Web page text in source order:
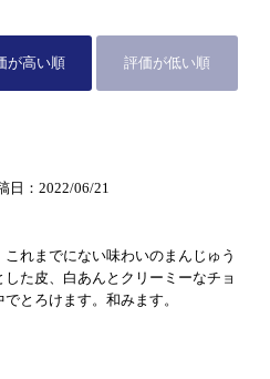
が高い順 評価が低い順
日：2022/06/21
れまでにない味わいのまんじゅう
た皮、白あんとクリーミーなチョ
とろけます。和みます。